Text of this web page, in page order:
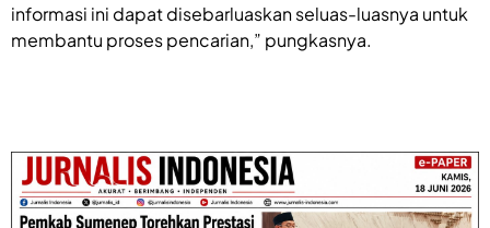
informasi ini dapat disebarluaskan seluas-luasnya untuk
membantu proses pencarian,” pungkasnya.